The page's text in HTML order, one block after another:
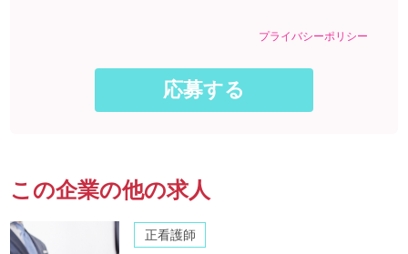
プライバシーポリシー
この企業の他の求人
正看護師